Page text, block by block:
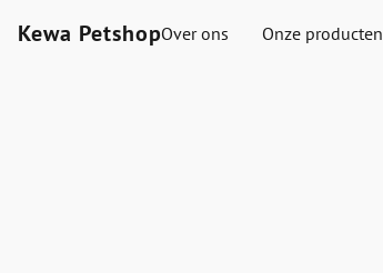
Kewa PetshopOver ons Onze producten